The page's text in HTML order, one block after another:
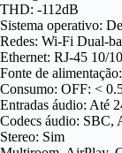
THD: -112dB
Sistema operativo:
Redes: Wi-Fi Dual-
Ethernet: RJ-45 10/
Fonte de
Consumo: OFF: <
Entradas áudio: Até
Codecs áudio: SBC,
Stereo: Sim